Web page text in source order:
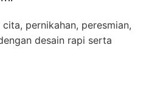
pernikahan, peresmian,
desain rapi serta